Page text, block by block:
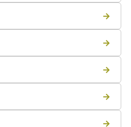
→
→
→
→
→